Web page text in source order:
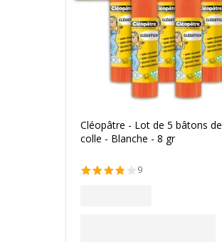
Cléopâtre - Lot de 5 bâtons de
colle - Blanche - 8 gr
9